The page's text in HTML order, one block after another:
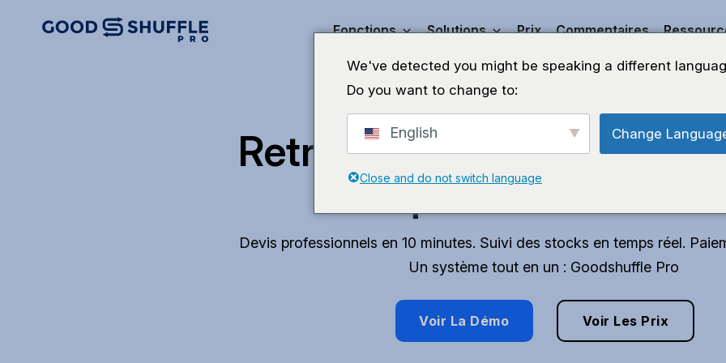
Fonctions Solutions Prix Commentaires
Retrouvez du temps pour
que vous aimez.
Devis professionnels en 10 minutes. Suivi des stocks en temps réel.
Un système tout en un : Goodshuffle Pro
Voir La Démo Voir Les Prix
We've detected you might be speaking a different
Do you want to change to:
English Change
Close and do not switch language